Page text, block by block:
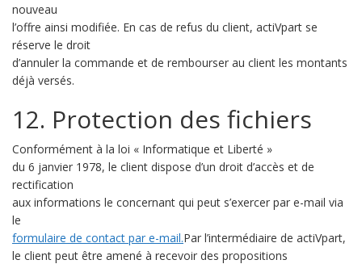
nouveau
l’offre ainsi modifiée. En cas de refus du client, actiVpart se
réserve le droit
d’annuler la commande et de rembourser au client les montants
déjà versés.
12. Protection des fichiers
Conformément à la loi « Informatique et Liberté »
du 6 janvier 1978, le client dispose d’un droit d’accès et de
rectification
aux informations le concernant qui peut s’exercer par e-mail via
le
formulaire de contact par e-mail.Par l’intermédiaire de actiVpart,
le client peut être amené à recevoir des propositions